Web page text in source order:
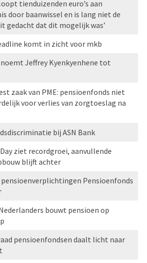
tienduizenden euro’s aan
door baanwissel en is lang niet de
gedacht dat dit mogelijk was’
komt in zicht voor mkb
Jeffrey Kyenkyenhene tot
zaak van PME: pensioenfonds niet
voor verlies van zorgtoeslag na
bij ASN Bank
ziet recordgroei, aanvullende
blijft achter
pensioenverplichtingen Pensioenfonds
bouwt pensioen op
pensioenfondsen daalt licht naar